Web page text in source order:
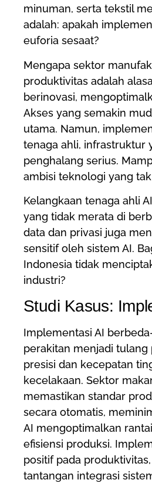
minuman, serta tekstil
adalah: apakah
euforia sesaat?
Mengapa sektor
produktivitas adalah
berinovasi,
Akses yang semakin
utama. Namun,
tenaga ahli, infrastruktur
penghalang serius.
ambisi teknologi yang
Kelangkaan tenaga ahli
yang tidak merata di
data dan privasi juga
sensitif oleh sistem AI.
Indonesia tidak
industri?
Studi Kasus:
Implementasi AI
perakitan menjadi
presisi dan kecepatan
kecelakaan. Sektor
memastikan standar
secara otomatis,
AI mengoptimalkan
efisiensi produksi.
positif pada
tantangan integrasi